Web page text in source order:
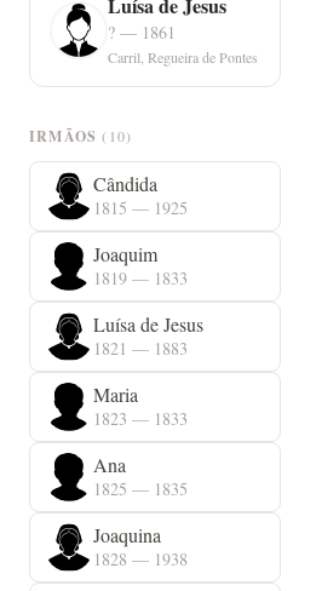
? — 1861
Carril, Regueira de Pontes
IRMÃOS(10)
Cândida
1815 — 1925
Joaquim
1819 — 1833
Luísa de Jesus
1821 — 1883
Maria
1823 — 1833
Ana
1825 — 1835
Joaquina
1828 — 1938